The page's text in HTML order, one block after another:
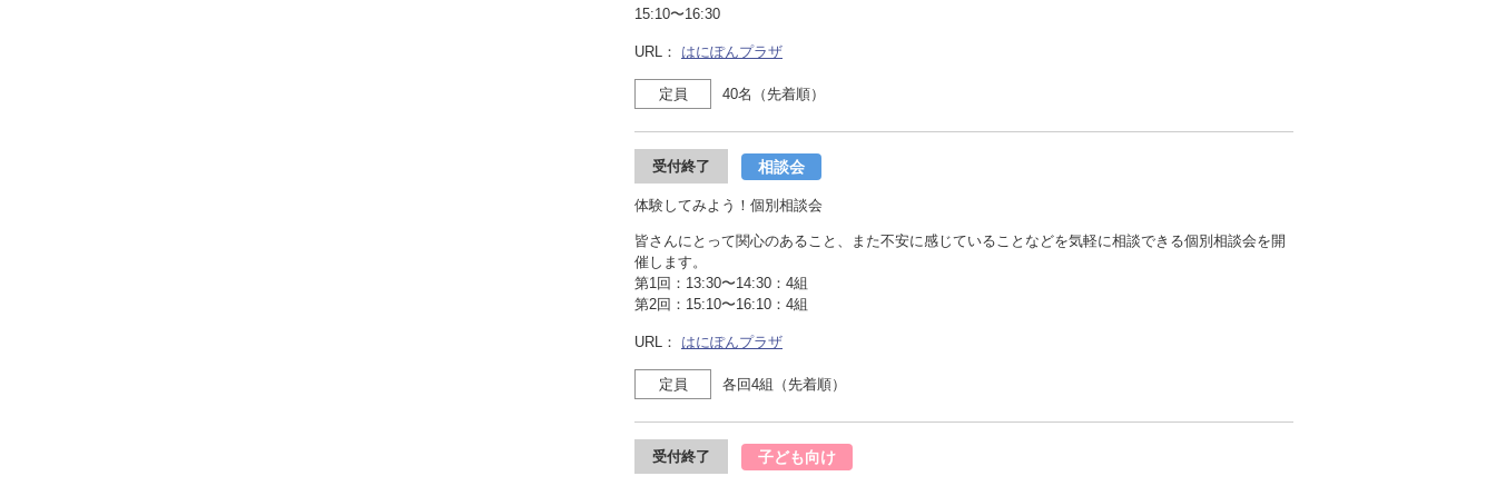
15:10〜16:30
URL： はにぽんプラザ
定員 40名（先着順）
受付終了 相談会
体験してみよう！個別相談会
皆さんにとって関心のあること、また不安に感じていることなどを気軽に相談できる個別相談会を開
催します。
第1回：13:30〜14:30：4組
第2回：15:10〜16:10：4組
URL： はにぽんプラザ
定員 各回4組（先着順）
受付終了 子ども向け